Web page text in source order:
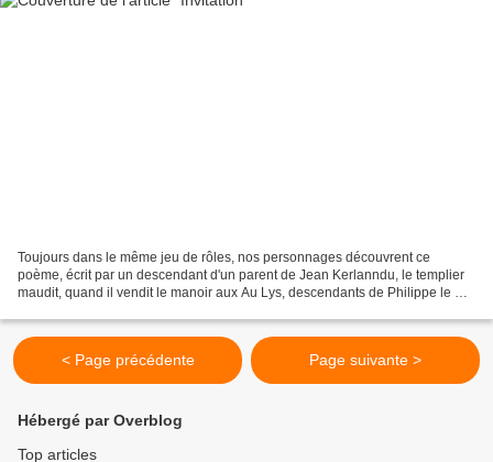
Toujours dans le même jeu de rôles, nos personnages découvrent ce
poème, écrit par un descendant d'un parent de Jean Kerlanndu, le templier
maudit, quand il vendit le manoir aux Au Lys, descendants de Philippe le Bel
< Page précédente Page suivante >
Hébergé par Overblog
Top articles